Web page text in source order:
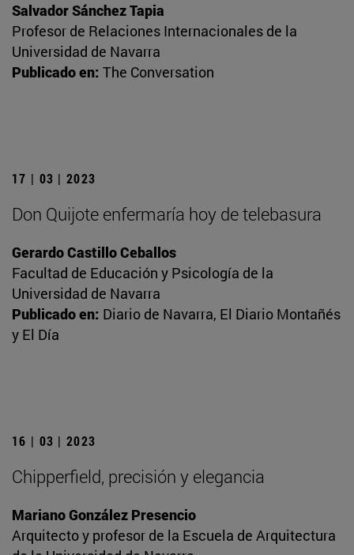
Salvador Sánchez Tapia
Profesor de Relaciones Internacionales de la
Universidad de Navarra
Publicado en: The Conversation
17 | 03 | 2023
Don Quijote enfermaría hoy de telebasura
Gerardo Castillo Ceballos
Facultad de Educación y Psicología de la
Universidad de Navarra
Publicado en: Diario de Navarra, El Diario Montañés
y El Día
16 | 03 | 2023
Chipperfield, precisión y elegancia
Mariano González Presencio
Arquitecto y profesor de la Escuela de Arquitectura